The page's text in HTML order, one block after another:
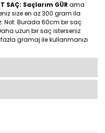
SAÇ: Saçlarım GÜR ama
size en az 300 gram ila
Not: Burada 60cm bir saç
uzun bir saç isterseniz
gramaj ile kullanmanızı